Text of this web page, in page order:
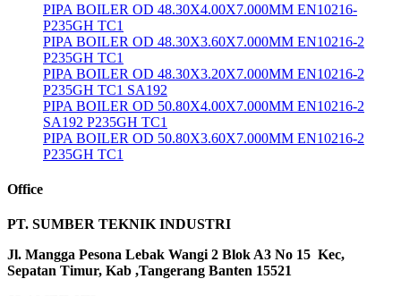
PIPA BOILER OD 48.30X4.00X7.000MM EN10216-
P235GH TC1
PIPA BOILER OD 48.30X3.60X7.000MM EN10216-2
P235GH TC1
PIPA BOILER OD 48.30X3.20X7.000MM EN10216-2
P235GH TC1 SA192
PIPA BOILER OD 50.80X4.00X7.000MM EN10216-2
SA192 P235GH TC1
PIPA BOILER OD 50.80X3.60X7.000MM EN10216-2
P235GH TC1
Office
PT. SUMBER TEKNIK INDUSTRI
Jl. Mangga Pesona Lebak Wangi 2 Blok A3 No 15 Kec,
Sepatan Timur, Kab ,Tangerang Banten 15521